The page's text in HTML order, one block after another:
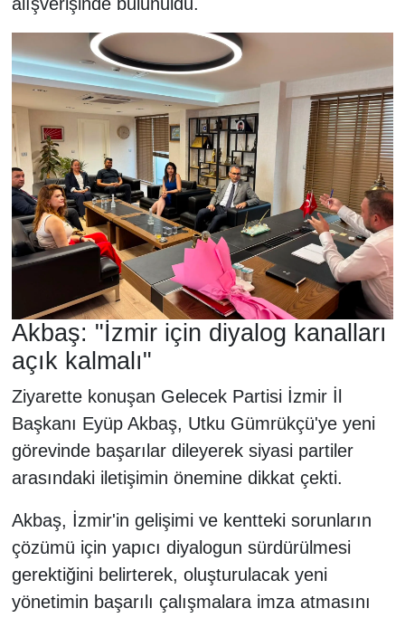
Akbaş: "İzmir için diyalog kanalları
açık kalmalı"
Ziyarette konuşan Gelecek Partisi İzmir İl
Başkanı Eyüp Akbaş, Utku Gümrükçü'ye yeni
görevinde başarılar dileyerek siyasi partiler
arasındaki iletişimin önemine dikkat çekti.
Akbaş, İzmir'in gelişimi ve kentteki sorunların
çözümü için yapıcı diyalogun sürdürülmesi
gerektiğini belirterek, oluşturulacak yeni
yönetimin başarılı çalışmalara imza atmasını